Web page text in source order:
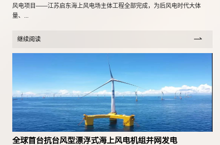
风电项目——江苏启东海上风电场主体工程全部完成，为后风电时代大体
量、...
继续阅读
全球首台抗台风型漂浮式海上风电机组并网发电